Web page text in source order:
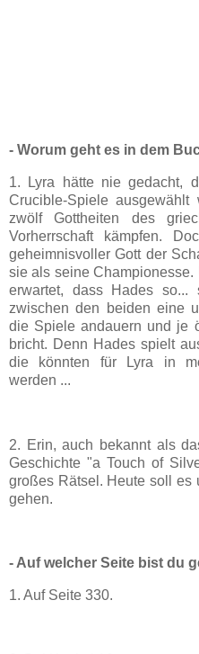
- Worum geht es in dem
1. Lyra hätte nie gedacht,
Crucible-Spiele
zwölf Gottheiten des
Vorherrschaft kämpfen.
geheimnisvoller Gott der
sie als seine Championesse.
erwartet, dass Hades so...
zwischen den beiden eine
die Spiele andauern und je
bricht. Denn Hades spielt
die könnten für Lyra in
werden ...
2. Erin, auch bekannt als
Geschichte "a Touch of
großes Rätsel. Heute soll es
gehen.
- Auf welcher Seite bist du
1. Auf Seite 330.